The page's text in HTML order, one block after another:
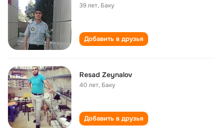
39 лет, Баку
Добавить в друзья
Resad Zeynalov
40 лет, Баку
Добавить в друзья